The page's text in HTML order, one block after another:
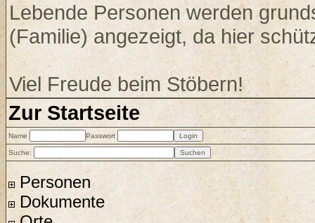
Lebende Personen werden
(Familie) angezeigt, da hier
Viel Freude beim Stöbern!
Zur Startseite
Name Passwort
Suche:
Personen
Dokumente